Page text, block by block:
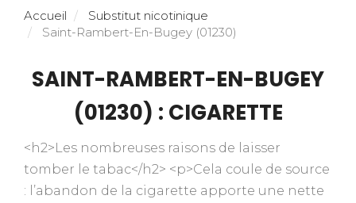
Accueil
Substitut nicotinique
Saint-Rambert-En-Bugey (01230)
SAINT-RAMBERT-EN-BUGEY
(01230) : CIGARETTE
<h2>Les nombreuses raisons de laisser
tomber le tabac</h2> <p>Cela coule de source
: l’abandon de la cigarette apporte une nette